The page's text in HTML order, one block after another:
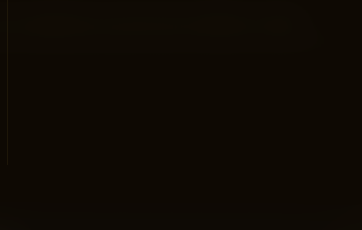
en datadriven syn på vad som faktiskt rör nålen.